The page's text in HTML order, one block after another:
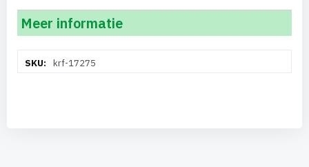
Meer informatie
informatiekrf-17275